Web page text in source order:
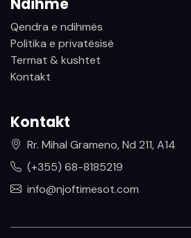
Ndihmë
Qendra e ndihmës
Politika e privatësisë
Termat & kushtet
Kontakt
Kontakt
Rr. Mihal Grameno, Nd 211, A14
(+355) 68-8185219
info@njoftimesot.com